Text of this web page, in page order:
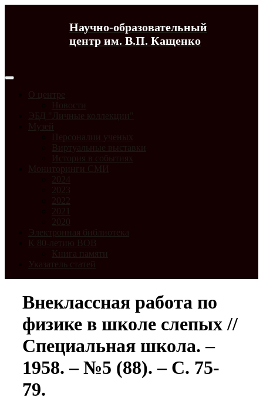
Научно-образовательный
центр им. В.П. Кащенко
О центре
Новости
ЭБД "Личные коллекции"
Музей
Персоналии ученых
Виртуальные выставки
История в событиях
Мониторинги СМИ
2024
2023
2022
2021
2020
Электронная библиотека
К 80-летию ВОВ
Книга памяти
Указатель статей
Внеклассная работа по
физике в школе слепых //
Специальная школа. –
1958. – №5 (88). – С. 75-
79.